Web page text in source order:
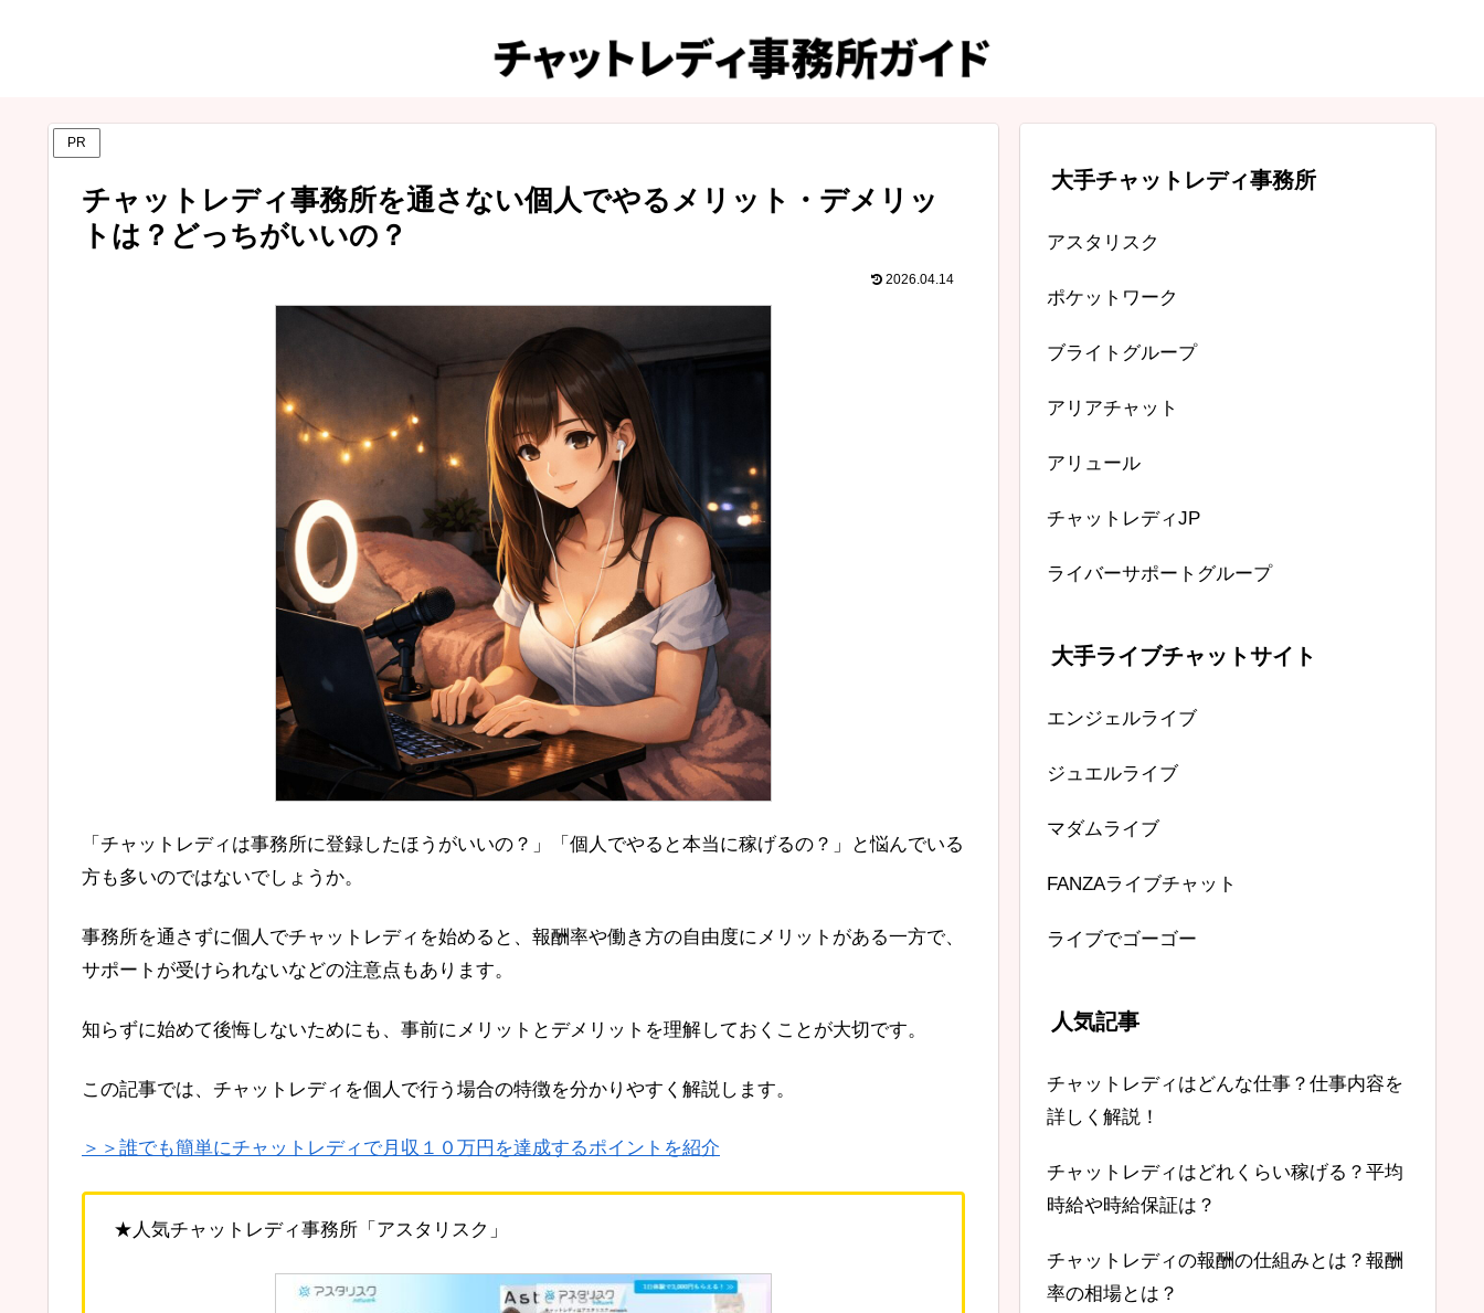
PR
チャットレディ事務所を通さない個人でやるメリット・デメリッ
トは？どっちがいいの？
2026.04.14
「チャットレディは事務所に登録したほうがいいの？」「個人でやると本当に稼げるの？」と悩んでいる
方も多いのではないでしょうか。
事務所を通さずに個人でチャットレディを始めると、報酬率や働き方の自由度にメリットがある一方で、
サポートが受けられないなどの注意点もあります。
知らずに始めて後悔しないためにも、事前にメリットとデメリットを理解しておくことが大切です。
この記事では、チャットレディを個人で行う場合の特徴を分かりやすく解説します。
＞＞誰でも簡単にチャットレディで月収１０万円を達成するポイントを紹介
★人気チャットレディ事務所「アスタリスク」
大手チャットレディ事務所
アスタリスク
ポケットワーク
ブライトグループ
アリアチャット
アリュール
チャットレディJP
ライバーサポートグループ
大手ライブチャットサイト
エンジェルライブ
ジュエルライブ
マダムライブ
FANZAライブチャット
ライブでゴーゴー
人気記事
チャットレディはどんな仕事？仕事内容を
詳しく解説！
チャットレディはどれくらい稼げる？平均
時給や時給保証は？
チャットレディの報酬の仕組みとは？報酬
率の相場とは？